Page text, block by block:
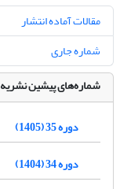
مقالات آماده انتشار
شماره جاری
شماره‌های پیشین نشریه
دوره 35 (1405)
دوره 34 (1404)